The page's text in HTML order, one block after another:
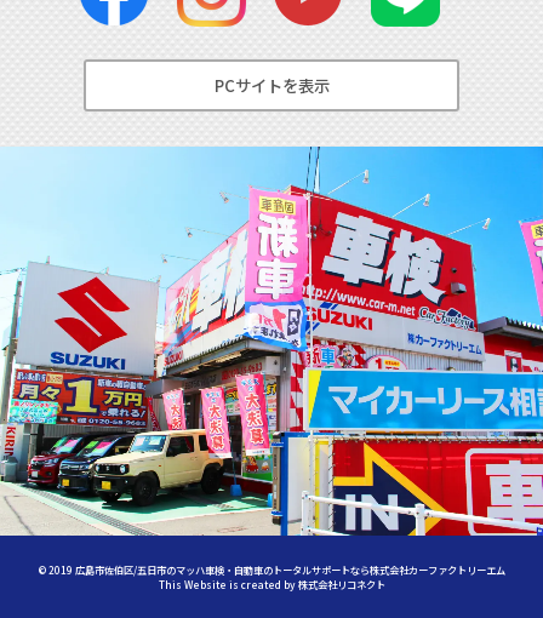
PCサイトを表示
©2019 広島市佐伯区/五日市のマッハ車検・自動車のトータルサポートなら株式会社カーファクトリーエム
This Website is created by株式会社リコネクト